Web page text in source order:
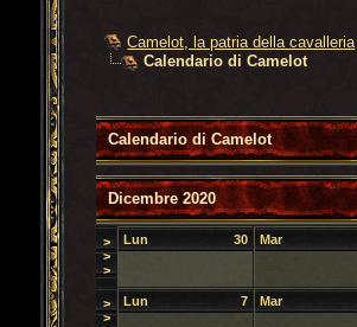
Camelot, la patria della cavalleria
Calendario di Camelot
Calendario di Camelot
Dicembre 2020
>
>
>
30
Lun Mar
>
>
7
Lun Mar